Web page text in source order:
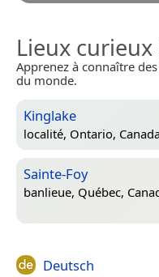
Lieux
Apprenez à connaître
du monde.
Kinglake
localité, Ontario,
Sainte-Foy
banlieue, Québec,
Deutsch